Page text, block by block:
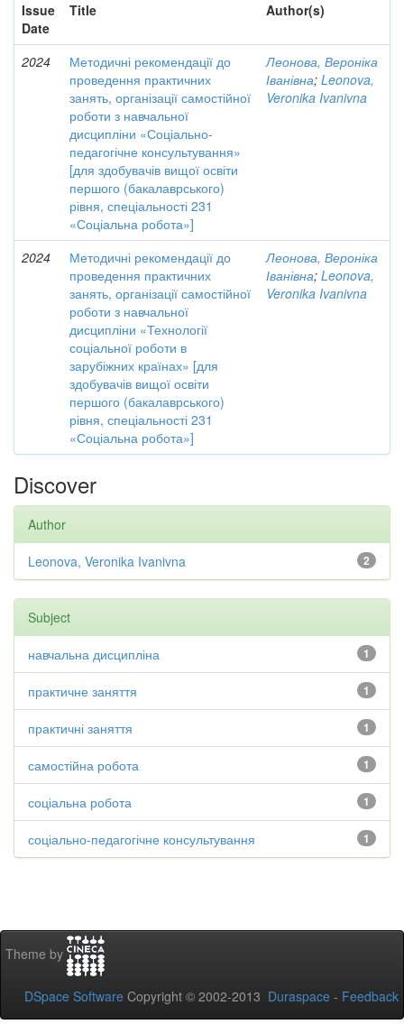
Issue
Date
Title Author(s)
2024
Методичні рекомендації до
проведення практичних
занять, організації самостійної
роботи з навчальної
дисципліни «Соціально-
педагогічне консультування»
[для здобувачів вищої освіти
першого (бакалаврського)
рівня, спеціальності 231
«Соціальна робота»]
Леонова, Вероніка
Іванівна; Leonova,
Veronika Ivanivna
2024
Методичні рекомендації до
проведення практичних
занять, організації самостійної
роботи з навчальної
дисципліни «Технології
соціальної роботи в
зарубіжних країнах» [для
здобувачів вищої освіти
першого (бакалаврського)
рівня, спеціальності 231
«Соціальна робота»]
Леонова, Вероніка
Іванівна; Leonova,
Veronika Ivanivna
Discover
Author
2
Leonova, Veronika Ivanivna
Subject
1
навчальна дисципліна
1
практичне заняття
1
практичні заняття
1
самостійна робота
1
соціальна робота
1
соціально-педагогічне консультування
Theme by
DSpace Software Copyright © 2002-2013 Duraspace - Feedback